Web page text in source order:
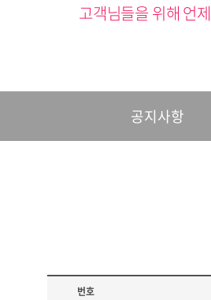
고객님들을 위해 언
공지사항
번호